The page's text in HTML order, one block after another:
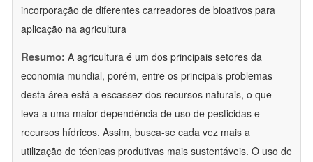
incorporação de diferentes carreadores de bioativos para
aplicação na agricultura
Resumo: A agricultura é um dos principais setores da
economia mundial, porém, entre os principais problemas
desta área está a escassez dos recursos naturais, o que
leva a uma maior dependência de uso de pesticidas e
recursos hídricos. Assim, busca-se cada vez mais a
utilização de técnicas produtivas mais sustentáveis. O uso de